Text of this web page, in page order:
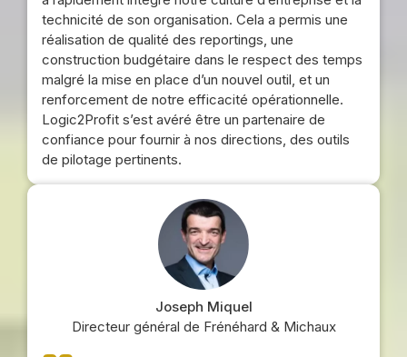
technicité de son organisation. Cela a permis une
réalisation de qualité des reportings, une
construction budgétaire dans le respect des temps
malgré la mise en place d’un nouvel outil, et un
renforcement de notre efficacité opérationnelle.
Logic2Profit s’est avéré être un partenaire de
confiance pour fournir à nos directions, des outils
de pilotage pertinents.
Joseph Miquel
Directeur général de Frénéhard & Michaux